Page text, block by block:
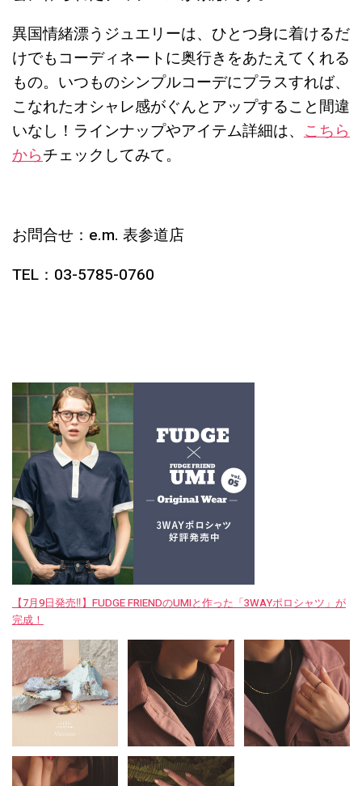
異国情緒漂うジュエリーは、ひとつ身に着けるだ
けでもコーディネートに奥行きをあたえてくれる
もの。いつものシンプルコーデにプラスすれば、
こなれたオシャレ感がぐんとアップすること間違
いなし！ラインナップやアイテム詳細は、 こちら
からチェックしてみて。
お問合せ：e.m. 表参道店
TEL：03-5785-0760
【7月9日発売‼︎】FUDGE FRIENDのUMIと作った「3WAYポロシャツ」が
完成！